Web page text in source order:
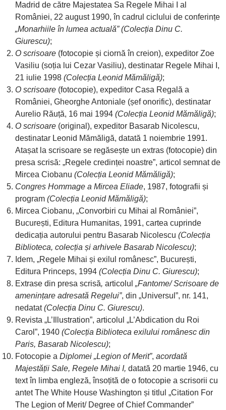
Madrid de către Majestatea Sa Regele Mihai I al
României, 22 august 1990, în cadrul ciclului de conferințe
„Monarhiile în lumea actuală” (Colecția Dinu C.
Giurescu);
O scrisoare (fotocopie și ciornă în creion), expeditor Zoe
Vasiliu (soția lui Cezar Vasiliu), destinatar Regele Mihai I,
21 iulie 1998 (Colecția Leonid Mămăligă);
O scrisoare (fotocopie), expeditor Casa Regală a
României, Gheorghe Antoniale (șef onorific), destinatar
Aurelio Răuță, 16 mai 1994 (Colecția Leonid Mămăligă);
O scrisoare (original), expeditor Basarab Nicolescu,
destinatar Leonid Mămăligă, datată 1 noiembrie 1991.
Atașat la scrisoare se regăsește un extras (fotocopie) din
presa scrisă: „Regele credinței noastre”, articol semnat de
Mircea Ciobanu (Colecția Leonid Mămăligă);
Congres Hommage a Mircea Eliade, 1987, fotografii și
program (Colecția Leonid Mămăligă);
Mircea Ciobanu, „Convorbiri cu Mihai al României”,
București, Editura Humanitas, 1991, cartea cuprinde
dedicația autorului pentru Basarab Nicolescu (Colecția
Biblioteca, colecția și arhivele Basarab Nicolescu);
Idem, „Regele Mihai și exilul românesc”, București,
Editura Princeps, 1994 (Colecția Dinu C. Giurescu);
Extrase din presa scrisă, articolul „Fantome/ Scrisoare de
amenințare adresată Regelui”, din „Universul”, nr. 141,
nedatat(Colecția Dinu C. Giurescu).
Revista „L’Illustration”, articolul „L’Abdication du Roi
Carol”, 1940 (Colecția Biblioteca exilului românesc din
Paris, Basarab Nicolescu);
Fotocopie a Diplomei „Legion of Merit”, acordată
Majestății Sale, Regele Mihai I, datată 20 martie 1946, cu
text în limba engleză, însoțită de o fotocopie a scrisorii cu
antet The White House Washington și titlul „Citation For
The Legion of Merit/ Degree of Chief Commander”